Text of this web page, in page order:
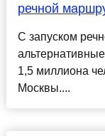
речной
С запуском
1,5 миллиона
Москвы....